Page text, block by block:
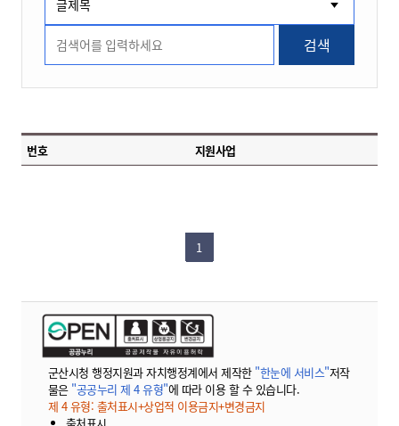
검색
번호 지원사업
1
군산시청 행정지원과 자치행정계에서 제작한 "한눈에 서비스"저작
물은 "공공누리 제 4 유형"에 따라 이용 할 수 있습니다.
제 4 유형: 출처표시+상업적 이용금지+변경금지